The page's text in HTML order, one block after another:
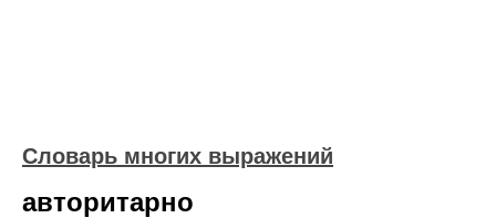
Словарь многих выражений
авторитарно